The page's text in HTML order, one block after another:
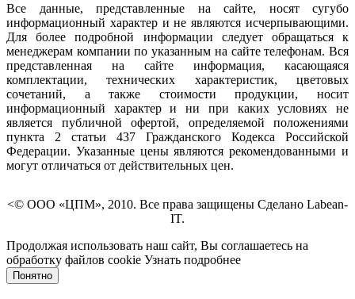
Все данные, представленные на сайте, носят сугубо
информационный характер и не являются исчерпывающими.
Для более подробной информации следует обращаться к
менеджерам компании по указанным на сайте телефонам. Вся
представленная на сайте информация, касающаяся
комплектации, технических характеристик, цветовых
сочетаний, а также стоимости продукции, носит
информационный характер и ни при каких условиях не
является публичной офертой, определяемой положениями
пункта 2 статьи 437 Гражданского Кодекса Российской
Федерации. Указанные цены являются рекомендованными и
могут отличаться от действительных цен.
<© ООО «ЦПМ», 2010. Все права защищены Сделано Labean-
IT.
Продолжая использовать наш сайт, Вы соглашаетесь на
обработку файлов cookie Узнать подробнее
Понятно